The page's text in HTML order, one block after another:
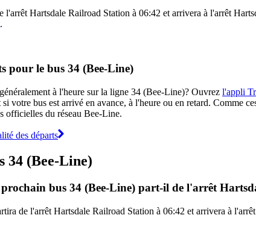
l'arrêt Hartsdale Railroad Station à 06:42 et arrivera à l'arrêt
.
pour le bus 34 (Bee-Line)
à l'heure sur la ligne 34 (Bee-Line)? Ouvrez l'appli
votre bus est arrivé en avance, à l'heure ou en retard. Comme
officielles du réseau Bee-Line.
des départs
34 (Bee-Line)
prochain bus 34 (Bee-Line) part-il de l'arrêt
de l'arrêt Hartsdale Railroad Station à 06:42 et arrivera à